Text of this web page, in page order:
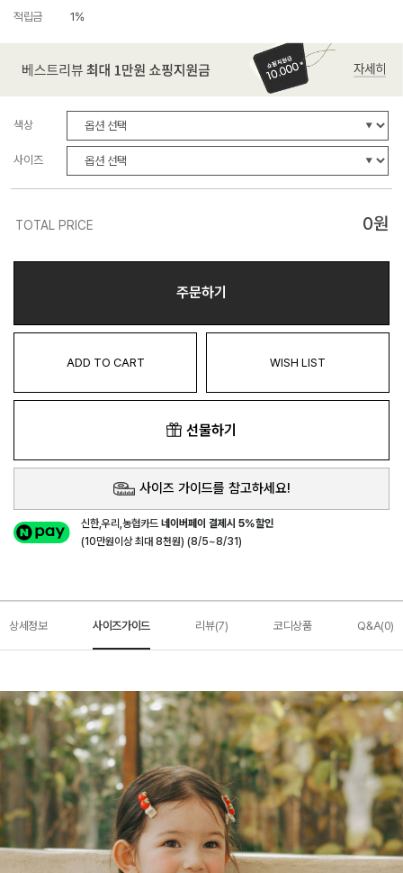
적립금 1%
색상
사이즈
TOTAL PRICE 0원
주문하기
ADD TO CART WISH LIST
선물하기
사이즈 가이드를 참고하세요!
신한,우리,농협카드네이버페이 결제시 5%할인
(10만원이상 최대 8천원) (8/5~8/31)
상세정보 사이즈가이드 리뷰(7) 코디상품 Q&A(0)